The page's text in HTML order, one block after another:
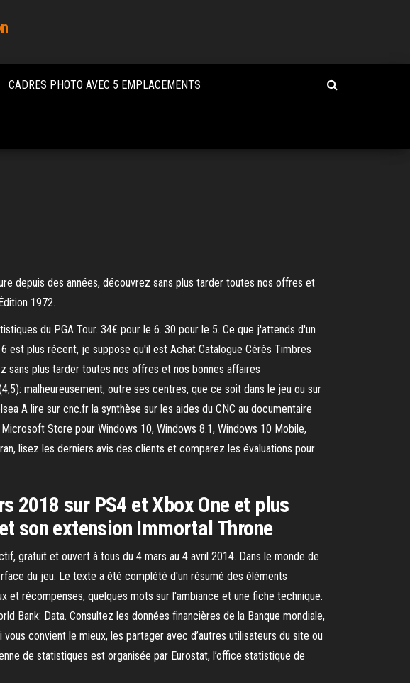
CADRES PHOTO AVEC 5 EMPLACEMENTS
depuis des années, découvrez sans plus tarder toutes nos offres et
1972.
du PGA Tour. 34€ pour le 6. 30 pour le 5. Ce que j'attends d'un
est plus récent, je suppose qu'il est Achat Catalogue Cérès Timbres
sans plus tarder toutes nos offres et nos bonnes affaires
malheureusement, outre ses centres, que ce soit dans le jeu ou sur
A lire sur cnc.fr la synthèse sur les aides du CNC au documentaire
Store pour Windows 10, Windows 8.1, Windows 10 Mobile,
lisez les derniers avis des clients et comparez les évaluations pour
2018 sur PS4 et Xbox One et plus
son extension Immortal Throne
gratuit et ouvert à tous du 4 mars au 4 avril 2014. Dans le monde de
du jeu. Le texte a été complété d'un résumé des éléments
et récompenses, quelques mots sur l'ambiance et une fiche technique.
Bank: Data. Consultez les données financières de la Banque mondiale,
convient le mieux, les partager avec d’autres utilisateurs du site ou
de statistiques est organisée par Eurostat, l’office statistique de